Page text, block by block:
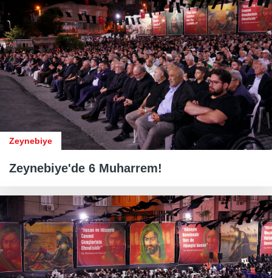
Zeynebiye
Zeynebiye'de 6 Muharrem!